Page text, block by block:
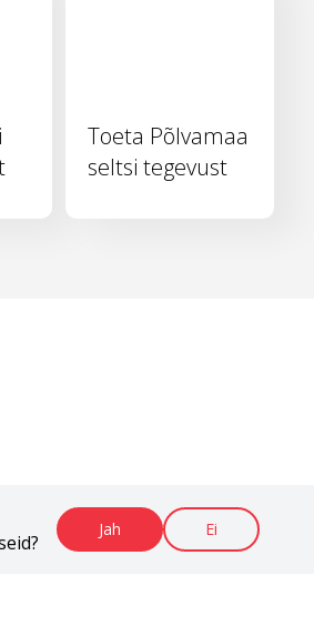
Jah Ei
Toeta Põlvamaa
seltsi tegevust